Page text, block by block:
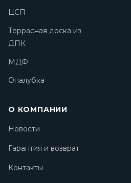
ЦСП
Террасная доска из
ДПК
МДФ
Опалубка
О КОМПАНИИ
Новости
Гарантия и возврат
Контакты